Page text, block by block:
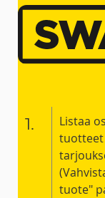
1.
Listaa
tuotteet
tuote"